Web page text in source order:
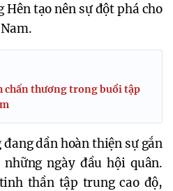
Hên tạo nên sự đột phá cho
chấn thương trong buổi tập
dần hoàn thiện sự gắn
ngày đầu hội quân.
thần tập trung cao độ,